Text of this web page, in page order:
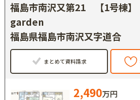
福島市南沢又第21 【1号棟
garden
福島県福島市南沢又字道合
まとめて資料請求
2,490万円